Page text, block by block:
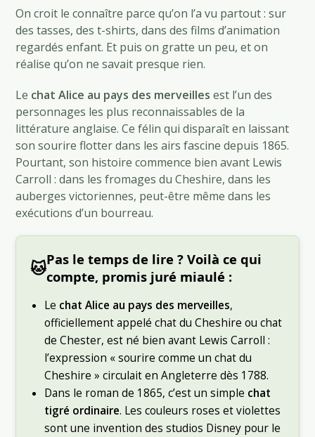
la
publication :
On croit le connaître parce qu’on l’a vu partout : sur
des tasses, des t-shirts, dans des films d’animation
regardés enfant. Et puis on gratte un peu, et on
réalise qu’on ne savait presque rien.
Le chat Alice au pays des merveilles est l’un des
personnages les plus reconnaissables de la
littérature anglaise. Ce félin qui disparaît en laissant
son sourire flotter dans les airs fascine depuis 1865.
Pourtant, son histoire commence bien avant Lewis
Carroll : dans les fromages du Cheshire, dans les
auberges victoriennes, peut-être même dans les
exécutions d’un bourreau.
🐱Pas le temps de lire ? Voilà ce qui
compte, promis juré miaulé :
Le chat Alice au pays des merveilles,
officiellement appelé chat du Cheshire ou chat
de Chester, est né bien avant Lewis Carroll :
l’expression « sourire comme un chat du
Cheshire » circulait en Angleterre dès 1788.
Dans le roman de 1865, c’est un simple chat
tigré ordinaire. Les couleurs roses et violettes
sont une invention des studios Disney pour le